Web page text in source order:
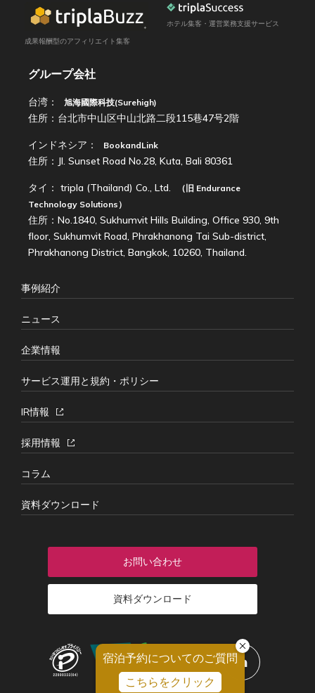
成果報酬型のアフィリエイト集客
ホテル集客・運営業務支援サービス
グループ会社
台湾： 旭海國際科技(Surehigh)
住所：台北市中山区中山北路二段115巷47号2階
インドネシア： BookandLink
住所：Jl. Sunset Road No.28, Kuta, Bali 80361
タイ： tripla (Thailand) Co., Ltd. （旧 Endurance
Technology Solutions ）
住所：No.1840, Sukhumvit Hills Building, Office 930, 9th
floor, Sukhumvit Road, Phrakhanong Tai Sub-district,
Phrakhanong District, Bangkok, 10260, Thailand.
事例紹介
ニュース
企業情報
サービス運用と規約・ポリシー
IR情報
採用情報
コラム
資料ダウンロード
お問い合わせ
資料ダウンロード